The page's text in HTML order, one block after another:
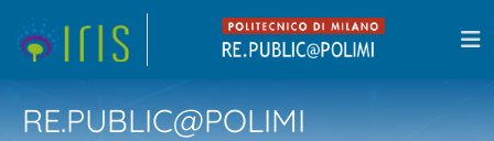
RE.PUBLIC@POLIMI